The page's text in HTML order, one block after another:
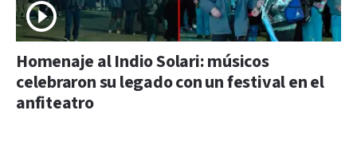
Homenaje al Indio Solari: músicos
celebraron su legado con un festival en el
anfiteatro